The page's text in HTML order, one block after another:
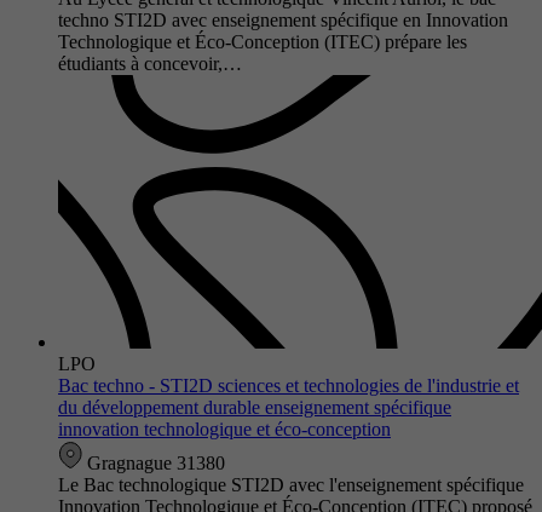
techno STI2D avec enseignement spécifique en Innovation
Technologique et Éco-Conception (ITEC) prépare les
étudiants à concevoir,…
LPO
Bac techno - STI2D sciences et technologies de l'industrie et
du développement durable enseignement spécifique
innovation technologique et éco-conception
Gragnague 31380
Le Bac technologique STI2D avec l'enseignement spécifique
Innovation Technologique et Éco-Conception (ITEC) proposé